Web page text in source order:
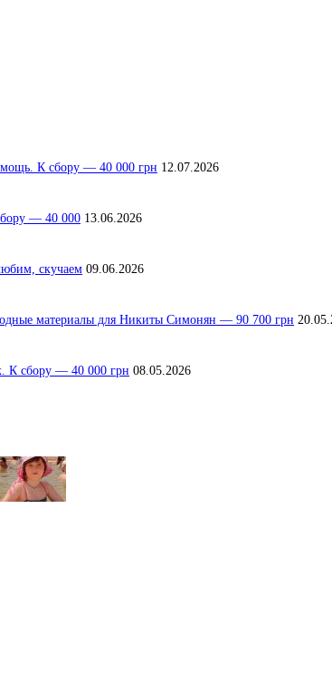
К сбору — 40 000 грн 12.07.2026
— 40 000 13.06.2026
скучаем 09.06.2026
материалы для Никиты Симонян — 90 700 грн
К сбору — 40 000 грн 08.05.2026